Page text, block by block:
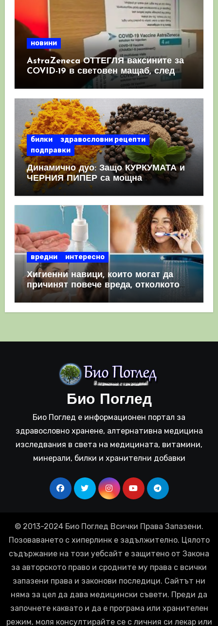
новини
AstraZeneca ОТТЕГЛЯ ваксините за
COVID-19 в световен мащаб, след
като призна, че те причиняват
билки
здравословни рецепти
подправки
Динамично дуо: Защо КУРКУМАТА и
ЧЕРНИЯ ПИПЕР са мощна
комбинация
вредни интересно
Хигиенни навици, които могат да
причинят повече вреда, отколкото
полза
Био Поглед
Био Поглед е информационен портал за
здравословно хранене, алтернативна медицина
изследвания в света на медицината, витамини,
минерали, билки и хранителни добавки
© 2013-2024 Био Поглед Всички Права Запазени.
Позоваването с хиперлинк е задължително. Цялото
съдържание на този уебсайт е защитено от Закона
за авторското право и сродните му права с всички
запазени права и законови последици. Сайтът ни
няма за цел да дава медицински съвети. Преди да
започнете каквато и да е програма или хранителен
режим, моля консултирайте се с личния си лекар или